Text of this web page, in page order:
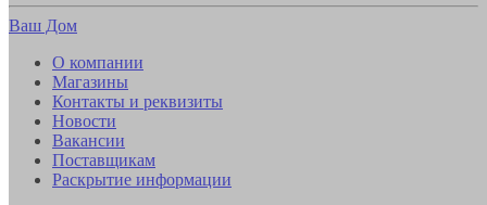
Ваш Дом
О компании
Магазины
Контакты и реквизиты
Новости
Вакансии
Поставщикам
Раскрытие информации